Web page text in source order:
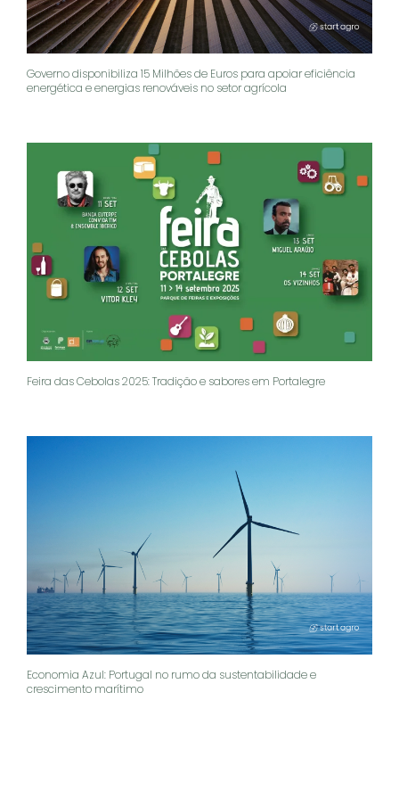
Governo disponibiliza 15 Milhões de Euros para apoiar eficiência
energética e energias renováveis no setor agrícola
Feira das Cebolas 2025: Tradição e sabores em Portalegre
Economia Azul: Portugal no rumo da sustentabilidade e
crescimento marítimo